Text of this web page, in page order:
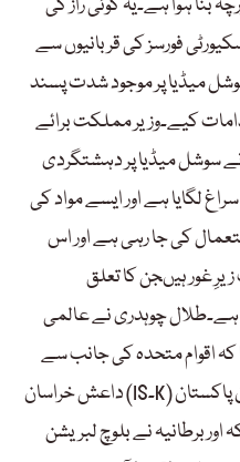
فورسز کی قربانیوں سے
میڈیا پر موجود شدت پسند
کیے۔وزیر مملکت برائے
سوشل میڈیا پر دہشتگردی
لگایا ہے اور ایسے مواد کی
کی جا رہی ہے اور اس
وقت زیرِ غور ہیںجن کا تعلق
چوہدری نے عالمی
کہ اقوام متحدہ کی جانب سے
داعش خراسان (ISـK) اور تحریک طالبان پاکستان (TTP) پر پابندیاں
برطانیہ نے بلوچ لبریشن